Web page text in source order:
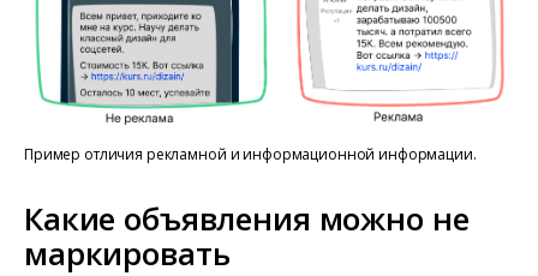
Пример отличия рекламной и информационной информации.
Какие объявления можно не
маркировать